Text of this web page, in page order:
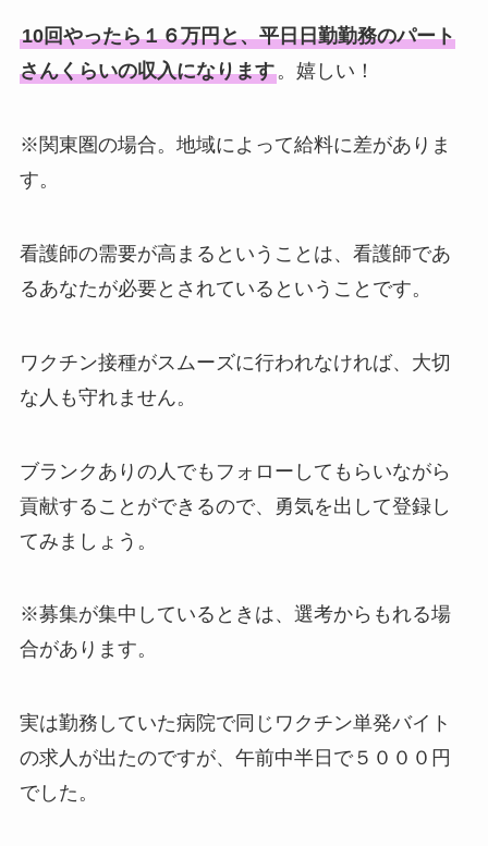
10回やったら１６万円と、平日日勤勤務のパート
さんくらいの収入になります。嬉しい！
※関東圏の場合。地域によって給料に差がありま
す。
看護師の需要が高まるということは、看護師であ
るあなたが必要とされているということです。
ワクチン接種がスムーズに行われなければ、大切
な人も守れません。
ブランクありの人でもフォローしてもらいながら
貢献することができるので、勇気を出して登録し
てみましょう。
※募集が集中しているときは、選考からもれる場
合があります。
実は勤務していた病院で同じワクチン単発バイト
の求人が出たのですが、午前中半日で５０００円
でした。